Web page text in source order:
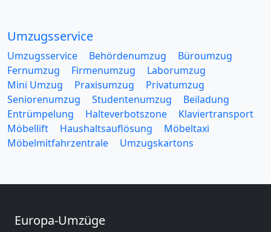
Umzugsservice
Umzugsservice Behördenumzug
Büroumzug
Fernumzug
Firmenumzug
Laborumzug
Mini Umzug
Praxisumzug
Privatumzug
Seniorenumzug
Studentenumzug
Beiladung
Entrümpelung
Halteverbotszone
Klaviertransport
Möbellift
Haushaltsauflösung
Möbeltaxi
Möbelmitfahrzentrale
Umzugskartons
Europa-Umzüge